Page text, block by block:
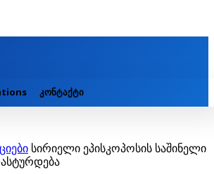
კონტაქტი
სირიელი ეპისკოპოსის საშინელი